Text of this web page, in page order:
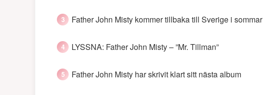
Father John Misty kommer tillbaka till Sverige i sommar
LYSSNA: Father John Misty – ”Mr. Tillman”
Father John Misty har skrivit klart sitt nästa album